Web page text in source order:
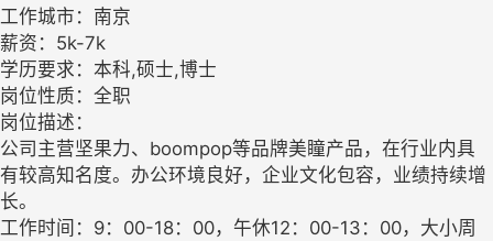
工作城市：南京
薪资：5k-7k
学历要求：本科,硕士,博士
岗位性质：全职
岗位描述：
公司主营坚果力、boompop等品牌美瞳产品，在行业内具
有较高知名度。办公环境良好，企业文化包容，业绩持续增
长。
工作时间：9：00-18：00，午休12：00-13：00，大小周